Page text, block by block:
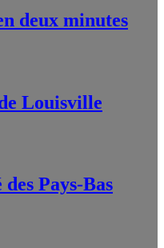
deux minutes
Louisville
Pays-Bas